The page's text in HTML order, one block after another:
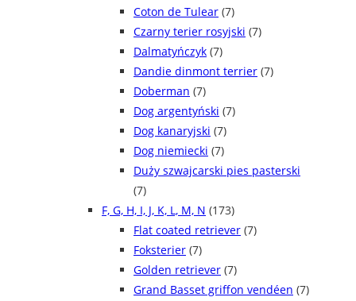
Coton de Tulear (7)
Czarny terier rosyjski (7)
Dalmatyńczyk (7)
Dandie dinmont terrier (7)
Doberman (7)
Dog argentyński (7)
Dog kanaryjski (7)
Dog niemiecki (7)
Duży szwajcarski pies pasterski
(7)
F, G, H, I, J, K, L, M, N (173)
Flat coated retriever (7)
Foksterier (7)
Golden retriever (7)
Grand Basset griffon vendéen (7)